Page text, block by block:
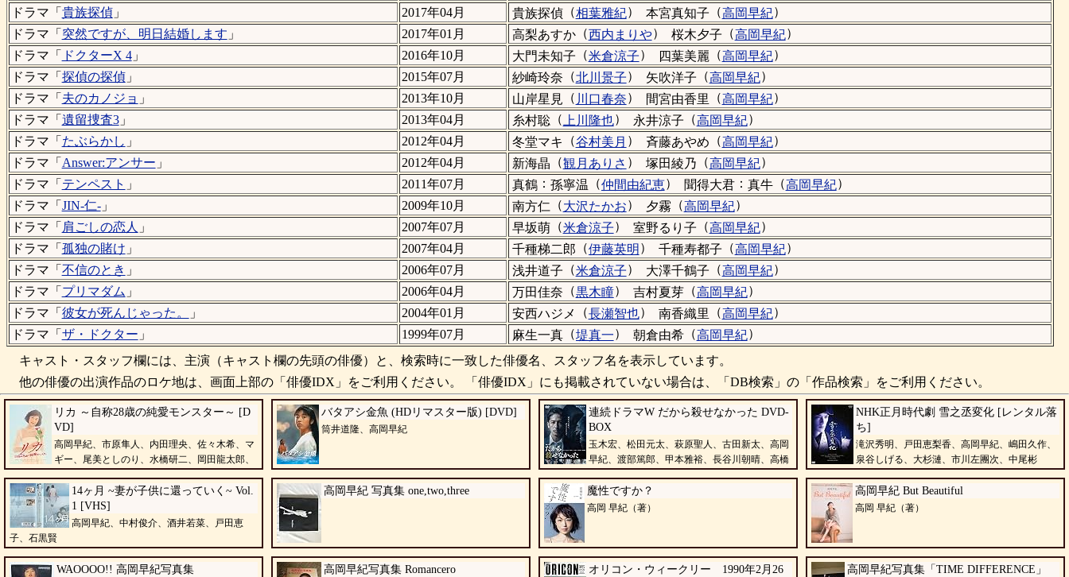
ドラマ「 貴族探偵」 2017年04月 貴族探偵（相葉雅紀） 本宮真知子 （高岡早紀）
ドラマ「 突然ですが、明日結婚します 」 2017年01月 高梨あすか（西内まりや） 桜木夕子 （高岡早紀）
ドラマ「
ドクターX 4」 2016年10月 大門未知子 （米倉涼子） 四葉美麗 （高岡早紀）
ドラマ「 探偵の探偵」 2015年07月 紗崎玲奈 （北川景子） 矢吹洋子 （高岡早紀）
ドラマ「 夫のカノジョ 」 2013年10月 山岸星見 （ 川口春奈） 間宮由香里 （高岡早紀）
ドラマ「 遺留捜査3」 2013年04月 糸村聡（ 上川隆也） 永井涼子 （高岡早紀）
ドラマ「 たぶらかし 」 2012年04月 冬堂マキ （谷村美月 ） 斉藤あやめ （高岡早紀）
ドラマ「 Answer:アンサー 」 2012年04月 新海晶 （観月ありさ ） 塚田綾乃 （高岡早紀）
ドラマ「 テンペスト 」 2011年07月 真鶴： 孫寧温 （仲間由紀恵） 聞得大君： 真牛（高岡早紀）
ドラマ「 JIN-仁-」 2009年10月 南方仁 （大沢たかお） 夕霧 （高岡早紀）
ドラマ「 肩ごしの恋人 」 2007年07月 早坂萌（米倉涼子） 室野るり子 （高岡早紀）
ドラマ「 孤独の賭け 」 2007年04月 千種梯二郎 （伊藤英明 ） 千種寿都子 （高岡早紀）
ドラマ「 不信のとき 」 2006年07月 浅井道子 （米倉涼子） 大澤千鶴子 （高岡早紀）
ドラマ「 プリマダム 」 2006年04月 万田佳奈 （黒木瞳） 吉村夏芽（高岡早紀）
ドラマ「 彼女が死んじゃった。 」 2004年01月 安西ハジメ （長瀬智也） 南香織里 （高岡早紀）
ドラマ「 ザ・ドクター 」 1999年07月 麻生一真 （堤真一） 朝倉由希（高岡早紀）
キャスト・スタッフ欄には、主演（キャスト欄の先頭の俳優）と、検索時に一致した俳優名、スタッフ名を表示しています。
他の俳優の出演作品のロケ地は、画面上部の「俳優IDX」をご利用ください。 「俳優IDX」にも掲載されていない場合は、「DB検索」の「作品検索」をご利用ください。
リカ ～自称28歳の純愛モンスター～ [D
VD]
高岡早紀、市原隼人、内田理央、佐々木希、マ
ギー、尾美としのり、水橋研二、岡田龍太郎、
バタアシ金魚 (HDリマスター版) [DVD]
筒井道隆、高岡早紀
連続ドラマW だから殺せなかった DVD-
BOX
玉木宏、松田元太、萩原聖人、古田新太、高岡
早紀、渡部篤郎、甲本雅裕、長谷川朝晴、高橋
NHK正月時代劇 雪之丞変化 [レンタル落
ち]
滝沢秀明、戸田恵梨香、高岡早紀、嶋田久作、
泉谷しげる、大杉漣、市川左團次、中尾彬
14ヶ月 ~妻が子供に還っていく~ Vol.
1 [VHS]
高岡早紀、中村俊介、酒井若菜、戸田恵
子、石黒賢
高岡早紀 写真集 one,two,three 魔性ですか？
高岡 早紀（著）
高岡早紀 But Beautiful
高岡 早紀（著）
WAOOOO!! 高岡早紀写真集 高岡早紀写真集 Romancero オリコン・ウィークリー 1990年2月26 高岡早紀写真集「TIME DIFFERENCE」